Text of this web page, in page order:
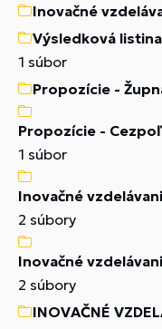
Inovačné
Výsledková
1 súbor
Propozície -
Propozície -
1 súbor
2 súbory
Inovačné
2 súbory
INOVAČNÉ